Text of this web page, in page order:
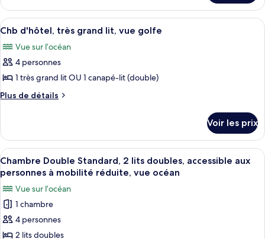
plage
chambre,
cuisine,
vue
océan
le
type
de
Suite
Supérieure,
chambre,
coin
cuisine,
Afficher
toutes
les
photos
pour
ce
chambre :
Chb
d'hôtel,
très
grand
lit,
vue
golfe
Une chambre d’hôtel avec un lit,
8
Chb d'hôtel, très grand lit, vue golfe
Vue sur l’océan
4 personnes
1 très grand lit OU 1 canapé-lit (double)
Plus de détails
Plus
le
type
de
chambre
Chb
d'hôtel,
très
grand
lit,
vue
Voir les prix
Afficher
toutes
les
photos
pour
ce
type
Une chambre d’hôtel avec deux lits,
11
Chambre Double Standard, 2 lits doubles, accessible aux
personnes à mobilité réduite, vue océan
Vue sur l’océan
1 chambre
4 personnes
2 lits doubles